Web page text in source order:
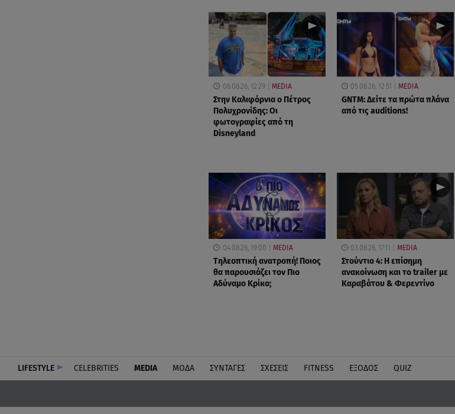
06.08.26, 12:29 MEDIA
Στην Καλιφόρνια ο Πέτρος
Πολυχρονίδης: Οι
φωτογραφίες από τη
Disneyland
05.08.26, 12:51 MEDIA
GNTM: Δείτε τα πρώτα πλάνα
από τις auditions!
04.08.26, 19:00 MEDIA
Τηλεοπτική ανατροπή! Ποιος
θα παρουσιάζει τον Πιο
Αδύναμο Κρίκο;
03.08.26, 17:11 MEDIA
Στούντιο 4: Η επίσημη
ανακοίνωση και το trailer με
Καραβάτου & Φερεντίνο
LIFESTYLE CELEBRITIES MEDIA ΜΟΔΑ ΣΥΝΤΑΓΕΣ ΣΧΕΣΕΙΣ FITNESS ΕΞΟΔΟΣ QUIZ